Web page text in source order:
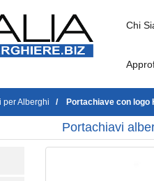
Chi
per Alberghi Portachiave con logo
Portachiavi